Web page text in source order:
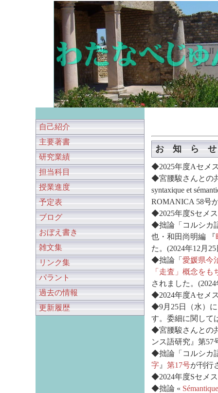
自己紹介
主要著書
研究業績
担当科目
授業進度
予定表
ブログ
おぼえ書き
雑文集
リンク集
パラント
過去の情報
更新履歴
お 知 ら せ
◆2025年度Aセメ
◆宮腰駿さんとの
syntaxique et
ROMANICA 58号
◆2025年度Sセメ
◆拙論「コルシカ
也・和田尚明編 『
た。(2024年12月25
◆拙論「 愛媛県今
「走査」概念を
されました。
◆2024年度Aセメ
◆9月25日（水）
す。委細に関して
◆宮腰駿さんとの
ンス語研究』第57
◆拙論「コルシカ
字 』 第17号が刊行
◆2024年度Sセメ
◆拙論 «